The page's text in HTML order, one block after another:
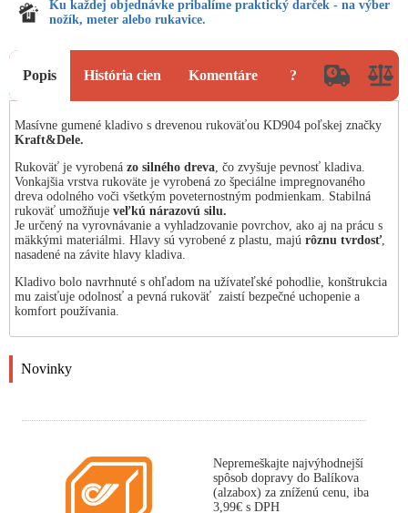
Ku každej objednávke pribalíme praktický darček - na výber
nožík, meter alebo rukavice.
Popis História cien Komentáre ?
Masívne gumené kladivo s drevenou rukoväťou KD904 poľskej značky
Kraft&Dele.
Rukoväť je vyrobená zo silného dreva, čo zvyšuje pevnosť kladiva.
Vonkajšia vrstva rukoväte je vyrobená zo špeciálne impregnovaného
dreva odolného voči všetkým poveternostným podmienkam. Stabilná
rukoväť umožňuje veľkú nárazovú silu.
Je určený na vyrovnávanie a vyhladzovanie povrchov, ako aj na prácu s
mäkkými materiálmi. Hlavy sú vyrobené z plastu, majú rôznu tvrdosť,
nasadené na závite hlavy kladiva.
Kladivo bolo navrhnuté s ohľadom na užívateľské pohodlie, konštrukcia
mu zaisťuje odolnosť a pevná rukoväť zaistí bezpečné uchopenie a
komfort používania.
Novinky
Nepremeškajte najvýhodnejší
spôsob dopravy do Balíkova
(alzabox) za zníženú cenu, iba
3,99€ s DPH